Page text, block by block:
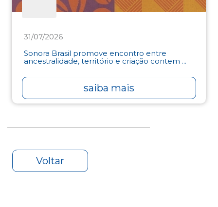
31/07/2026
Sonora Brasil promove encontro entre
ancestralidade, território e criação contem ...
saiba mais
Voltar